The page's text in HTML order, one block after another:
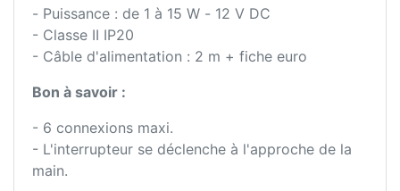
- Puissance : de 1 à 15 W - 12 V DC
- Classe II IP20
- Câble d'alimentation : 2 m + fiche euro
Bon à savoir :
- 6 connexions maxi.
- L'interrupteur se déclenche à l'approche de la
main.